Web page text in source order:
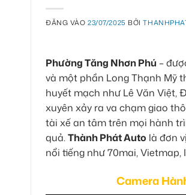
ĐĂNG VÀO23/07/2025 BỞI
Phường Tăng Nhơn Phú –
và một phần Long Thạnh Mỹ
huyết mạch như Lê Văn Việt,
xuyên xảy ra va chạm giao
tài xế an tâm trên mọi hành
quả.Thành Phát Auto là đơn
nổi tiếng như 70mai, Vietmap,
Camera